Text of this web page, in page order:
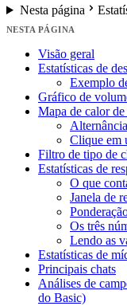
Nesta página
NESTA PÁGINA
Visão geral
Estatísticas de
Exemplo
Gráfico de
Mapa de calor
Clique em
Filtro de tipo de
Estatísticas de
O que
Janela de
Os três
Lendo as
Estatísticas de
Principais chats
Análises de
do Basic)